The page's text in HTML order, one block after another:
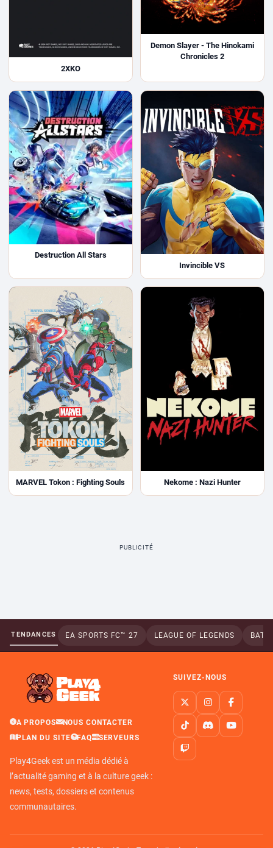
2XKO
Demon Slayer - The Hinokami
Chronicles 2
Destruction All Stars
Invincible VS
MARVEL Tokon : Fighting Souls Nekome : Nazi Hunter
PUBLICITÉ
TENDANCES EA SPORTS FC™ 27 LEAGUE OF LEGENDS
A PROPOS
NOUS CONTACTER
PLAN DU SITE
FAQ SERVEURS
Play4Geek est un média dédié à
l’actualité gaming et à la culture geek :
news, tests, dossiers et contenus
communautaires.
SUIVEZ-NOUS